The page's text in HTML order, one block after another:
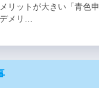
リットが大きい「青色申
メリ…